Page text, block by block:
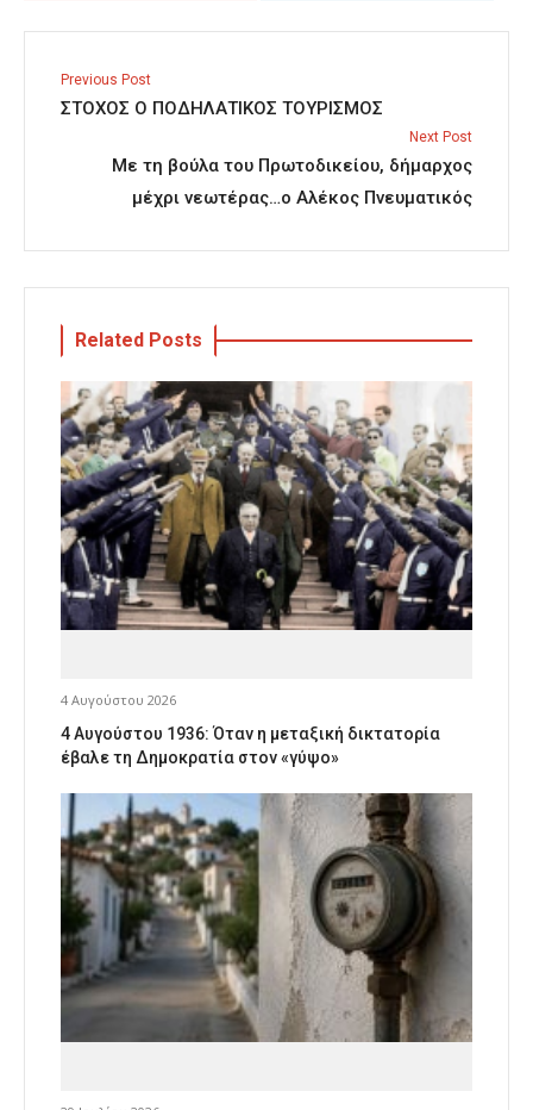
Previous Post
ΣΤΟΧΟΣ Ο ΠΟΔΗΛΑΤΙΚΟΣ ΤΟΥΡΙΣΜΟΣ
Next Post
Με τη βούλα του Πρωτοδικείου, δήμαρχος
μέχρι νεωτέρας…ο Αλέκος Πνευματικός
Related Posts
4 Αυγούστου 2026
4 Αυγούστου 1936: Όταν η μεταξική δικτατορία
έβαλε τη Δημοκρατία στον «γύψο»